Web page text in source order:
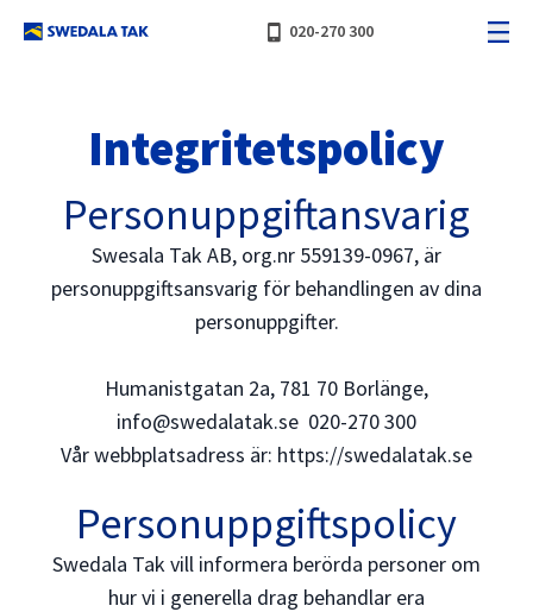
phone_iphone 020-270 300
Integritetspolicy
Personuppgiftansvarig
Swesala Tak AB, org.nr 559139-0967, är
personuppgiftsansvarig för behandlingen av dina
personuppgifter.
Humanistgatan 2a, 781 70 Borlänge,
info@swedalatak.se 020-270 300
Vår webbplatsadress är: https://swedalatak.se
Personuppgiftspolicy
Swedala Tak vill informera berörda personer om
hur vi i generella drag behandlar era